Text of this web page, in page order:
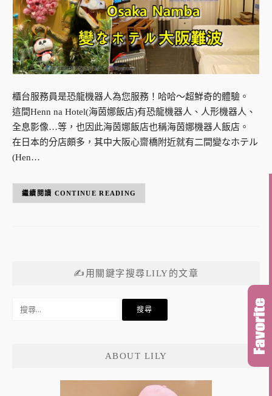
櫃台服務員是恐龍機器人為您服務！哈哈～超鮮奇的體驗。
這間Henn na Hotel(海茵娜飯店)有恐龍機器人、人形機器人、
全息影像…等，也因此海茵娜飯店也稱海茵娜機器人飯店。
在日本的分店頗多，其中大阪心齋橋附近就有二間變なホテル
(Hen…
CONTINUE READING
✍用關鍵字搜尋LILY的文章
ABOUT LILY